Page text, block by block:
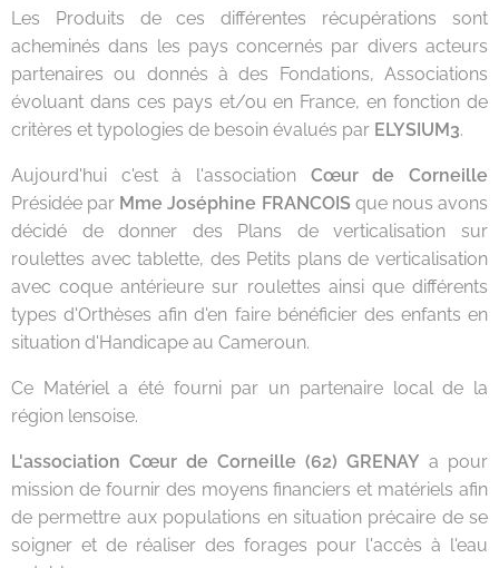
Les Produits de ces différentes récupérations sont
acheminés dans les pays concernés par divers acteurs
partenaires ou donnés à des Fondations, Associations
évoluant dans ces pays et/ou en France, en fonction de
critères et typologies de besoin évalués par ELYSIUM3.
Aujourd'hui c'est à l'association Cœur de Corneille
Présidée par Mme Joséphine FRANCOISque nous avons
décidé de donner des Plans de verticalisation sur
roulettes avec tablette, des Petits plans de verticalisation
avec coque antérieure sur roulettes ainsi que différents
types d'Orthèses afin d'en faire bénéficier des enfants en
situation d'Handicape au Cameroun.
Ce Matériel a été fourni par un partenaire local de la
région lensoise.
L'association Cœur de Corneille (62) GRENAY a pour
mission de fournir des moyens financiers et matériels afin
de permettre aux populations en situation précaire de se
soigner et de réaliser des forages pour l'accès à l'eau